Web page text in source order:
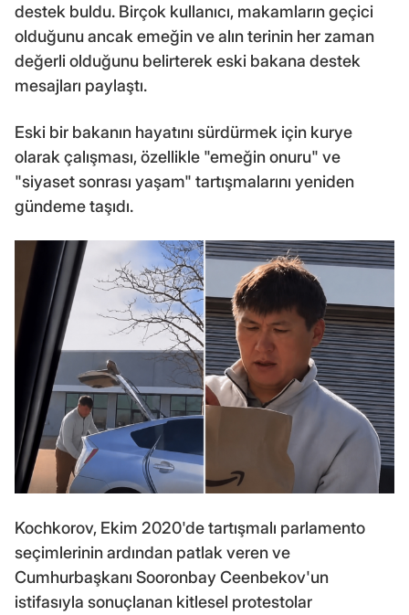
destek buldu. Birçok kullanıcı, makamların geçici
olduğunu ancak emeğin ve alın terinin her zaman
değerli olduğunu belirterek eski bakana destek
mesajları paylaştı.
Eski bir bakanın hayatını sürdürmek için kurye
olarak çalışması, özellikle "emeğin onuru" ve
"siyaset sonrası yaşam" tartışmalarını yeniden
gündeme taşıdı.
Kochkorov, Ekim 2020'de tartışmalı parlamento
seçimlerinin ardından patlak veren ve
Cumhurbaşkanı Sooronbay Ceenbekov'un
istifasıyla sonuçlanan kitlesel protestolar